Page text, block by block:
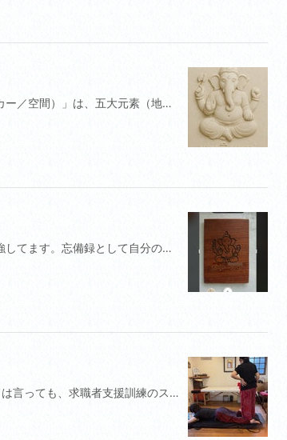
タイ古式マッサージやタイ伝統医学における「空（カー／空間）」は、五大元素（地・水・火・風・空）のうちのひとつで、非常に深い意味を持ちます。🔶「空（アーカーサ）」の意味と働き✅ 身体的な意味：身体の内部空間を指します（例：口腔、鼻腔、肺、消化管、血管、関節の隙間など）。風や水、火の要素が通過・循環できるスペースとしての役割。✅ 精神的・エネルギー的な意味：空間＝「余白」「静寂」「心の余裕」を表す。「空」があることで、他の要素が調和して存在できるとされる。タイ古式の中では、「空」が整っていないと風や気が乱れるとも考えられる。🌀 「空」は、整えるものではなく「許すもの」他の要素（風・火・水・地）を整えることで、自然と「空」は生まれます。タイ古式マッサージは、身体の詰まりを取り除き、風が流れ、空間が回復することを目的としています。タイ古式における「空」は、身体の内なる空洞・余白・スペースであり、風や気が流れるための「場」。施術では、空を直接的に動かすのではなく、他のエネルギー要素を整えることで空を回復・拡張させる。身体と心の「スペース」を取り戻すことで、本来の健康とバランスが生まれます。空」を整えるのではなく「許す」とは？この考えの核心は以下のように整理できます：①空は物質ではなく“余白”「地・水・火・風」は何らかの実体や作用がある要素。しかし「空」は、それらが存在できる“余地”や“空間”であり、それ自体を直接整えることはできません。例：呼吸の通り道（空）を整えるために、風（気）を整える。②空はコントロールではなく「明け渡し」私たちは無意識に、身体や心を「管理しよう」「コントロールしよう」とします。しかし「空」は、そのコントロールを手放すことで、自然と“そこにある”もの。③空とは「何もない」のではなく「すべてが許される空間」タイ古式の考えでは、空＝何もない＝豊かであるという逆説的な意味を持ちます。仏教思想とも共鳴し、「空（スンニャー／สุญญา）」は、執着のない状態、ありのままを受け入れる状態と言える。受け入れる場」空があることで、感情・痛み・記憶・呼吸などあらゆる“風”が通れるようになる。呼吸を整えようとするよりも、呼吸に身をゆだねる筋肉を緩めようと意識するより、“力を抜くことを許す”例えば：呼吸を整えようとするよりも、呼吸に身をゆだねる筋肉を緩めようと意識するより、“力を抜くことを許す”❝空は結果であり、整えるのではなく、現れるもの❞
風の門をきっかけにタイ伝統医学について改めて勉強してます。忘備録として自分の経験を含めて風の門について。風（Wind） は人体に影響する 4大要素の大切な一つであり、また機能的3大要素の一つをも兼ねそろえる唯一の要素。風（Wind）は機能的要素のその他の2つを動かし、①PITTA（ピッタ）と②KAPHA （カファ）の動きの調整をするのに役立つ。風（Wind）が正常に機能している間は身体の機能はすべて適度に調整され、消化吸収、排泄を正常に行われる。風（Wind）は思考や感情といった精神的な動きも調整し五感で感じたあらゆる情報を心身に影響させそれに応じた反応を身体が出す。風（Wind）が引き起こす身体的症状は多く風（Wind）は非常に移り気な性質を持ち身体も影響を受けやすい。身体内に風（Wind）が急激に減少したり、急激に増加したりすれば体内の機能に多大な影響を及ぼす可能性がある。痙華、震え、手足の機能低下など局部的な症状を引き起こす。その他風（Wind）の急激な移動の影響で見られる症状はめまい_頭痛じんましんくしゃみ咳鼻水などがある。・タイ古式マッサージと風（Wind）の関係を考える。タイ古式マッサージの施術においてもっとも緊密なのは体内の［風（Wind）の正常化］することにある。タイ古式マッサージの施術でゆっくりとしたリズムで押す、力強く深く圧迫する施術方法は人体に滞在する風（Wind）に影響を与えるために考案されたものである。体内に滞在する風（Wind）が正しい動きをするよう、また正しい位置にくるよう体内から体外に放出させる。そして風（Wind）が滞っている箇所を施術し風（Wind）から解放する施術がタイ古式マッサージである。タイ古式マッサージのストレッチ技術は主に関節部分に溜まった風（Wind）を追い出すために考察された施術方法である。ピッタ（PITTA）」は、アーユルヴェーダ（インドの伝統医学）における3つのドーシャ（体質・エネルギー）**のひとつで、特に「火」と「水」のエネルギーを象徴します。KAPHA（カファ）」は、アーユルヴェーダにおける3つのドーシャ（体質）のうちのひとつで、「水」と「土」のエネルギーを表します。カファは「安定・滋養・癒し」を司る、**“大地のような存在”**とも言えます。あと一つは、VATA（ヴァータ）なので一応これも大事☁️構成要素：空（空間）＋風（風）🌀主な役割：動き・流れ・神経伝達・呼吸・創造性を司るこの「空」と「風」の関係が大切だと学びでしることになります。それは、また今度。
※足で行う風の門をスタッフさんが練習してます。とは言っても、求職者支援訓練のスケジュールは半年先まで決まっています。責任者の私が不在にするのは心苦しい。の葛藤の日々が始まります。求職者支援訓練は半年前くらいに申請書を提出して、認可されて募集する流れになります。12月でセラピスト実践科が終了したのを見計らって、セラピストの申請書を提出せず、翌年つまり今年2025年2月にチェンマイに行く計画となりました。8月に決めてやっと半年後に行けた訳です。仕事をしながらですから、そうなりますよね。サロンも1カ月も不在となりましたが、スタッフの皆さんが心よく送り出してくれました。その頃の私の体調は咳こそだいぶおさまったものの薬でおさえてる状態であり良くはありませんでした。求職者支援訓練の授業が毎日ありましたので施術は土日しか入りませんでしたが、それも相当きつくてもう施術者としては限界を感じるところまできていたように思います。だから学ぶためというよりどちらかというとチェンマイで自分の身体を良くしたいと強く思っていたような気がします。スタッフさん、ごめんなさい🙏次へ